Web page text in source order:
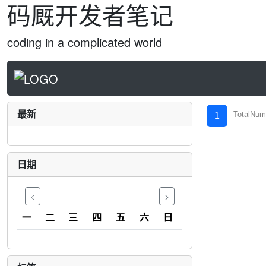
码厩开发者笔记
coding in a complicated world
最新
日期
< >
一 二 三 四 五 六 日
1